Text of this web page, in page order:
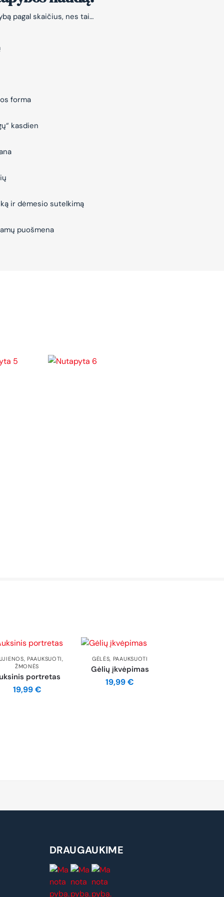
pagal skaičius, nes tai…
forma
kasdien
ir dėmesio sutelkimą
puošmena
,PAAUKSUOTI,
ŽMONĖS
portretas
19,99€
GĖLĖS, PAAUKSUOTI
Gėlių įkvėpimas
19,99€
DRAUGAUKIME